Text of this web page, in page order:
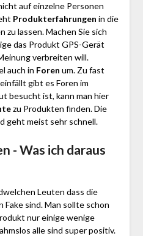
auf einzelne Personen
Produkterfahrungen in die
lassen. Machen Sie sich
das Produkt GPS-Gerät
verbreiten will.
auch in Foren um. Zu fast
gibt es Foren im
besucht ist, kann man hier
zu Produkten finden. Die
geht meist sehr schnell.
- Was ich daraus
Leuten dass die
sind. Man sollte schon
nur einige wenige
alle sind super positiv.